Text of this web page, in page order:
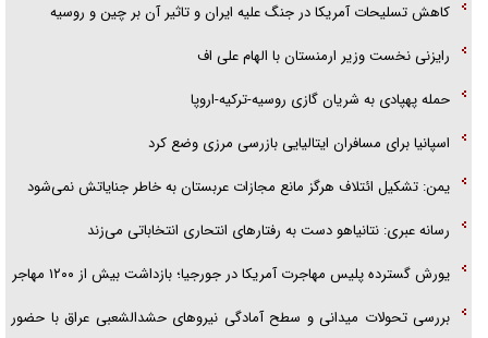
کاهش تسلیحات آمریکا در جنگ علیه ایران و تاثیر آن بر چین و روسیه
رایزنی نخست وزیر ارمنستان با الهام علی اف
حمله پهپادی به شریان گازی روسیه-ترکیه-اروپا
اسپانیا برای مسافران ایتالیایی بازرسی مرزی وضع کرد
یمن: تشکیل ائتلاف هرگز مانع مجازات عربستان به خاطر جنایاتش نمی‌شود
رسانه عبری: نتانیاهو دست به رفتار‌های انتحاری انتخاباتی می‌زند
یورش گسترده پلیس مهاجرت آمریکا در جورجیا؛ بازداشت بیش از ۱۲۰۰ مهاجر
بررسی تحولات میدانی و سطح آمادگی نیرو‌های حشدالشعبی عراق با حضور